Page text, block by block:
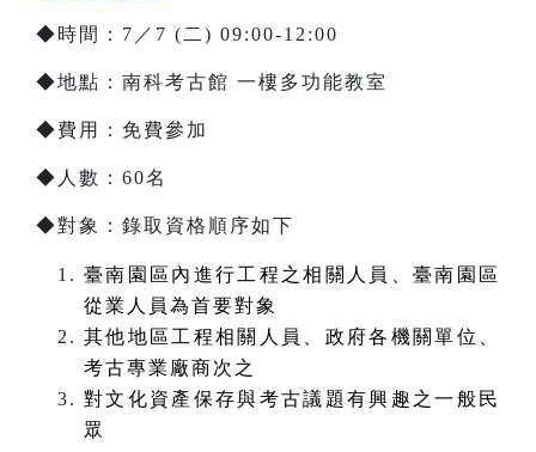
◆時間：7／7 (二) 09:00-12:00
◆地點：南科考古館 一樓多功能教室
◆費用：免費參加
◆人數：60名
◆對象：錄取資格順序如下
臺南園區內進行工程之相關人員、臺南園區
從業人員為首要對象
其他地區工程相關人員、政府各機關單位、
考古專業廠商次之
對文化資產保存與考古議題有興趣之一般民
眾